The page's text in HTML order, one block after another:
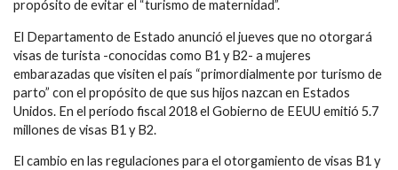
propósito de evitar el “turismo de maternidad”.
El Departamento de Estado anunció el jueves que no otorgará
visas de turista -conocidas como B1 y B2- a mujeres
embarazadas que visiten el país “primordialmente por turismo de
parto” con el propósito de que sus hijos nazcan en Estados
Unidos. En el período fiscal 2018 el Gobierno de EEUU emitió 5.7
millones de visas B1 y B2.
El cambio en las regulaciones para el otorgamiento de visas B1 y